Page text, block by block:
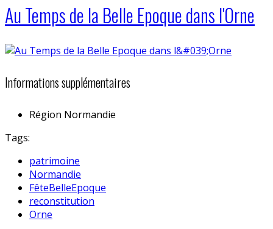
Au Temps de la Belle Epoque dans l'Orne
Informations supplémentaires
Région Normandie
Tags:
patrimoine
Normandie
FêteBelleEpoque
reconstitution
Orne